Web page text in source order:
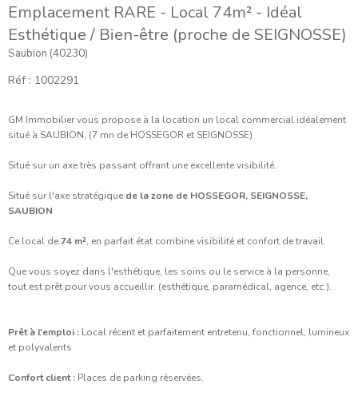
Emplacement RARE - Local 74m² - Idéal
Esthétique / Bien-être (proche de SEIGNOSSE)
Saubion (40230)
Réf : 1002291
GM Immobilier vous propose à la location un local commercial idéalement
situé à SAUBION, (7 mn de HOSSEGOR et SEIGNOSSE)
Situé sur un axe très passant offrant une excellente visibilité.
Situé sur l'axe stratégique de la zone de HOSSEGOR, SEIGNOSSE,
SAUBION
Ce local de74 m², en parfait état combine visibilité et confort de travail.
Que vous soyez dans l'esthétique, les soins ou le service à la personne,
tout est prêt pour vous accueillir. (esthétique, paramédical, agence, etc.).
Prêt à l'emploi : Local récent et parfaitement entretenu, fonctionnel, lumineux
et polyvalents
Confort client : Places de parking réservées.